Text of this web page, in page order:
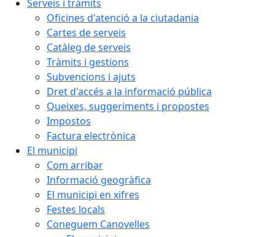
Serveis i tràmits
Oficines d'atenció a la ciutadania
Cartes de serveis
Catàleg de serveis
Tràmits i gestions
Subvencions i ajuts
Dret d'accés a la informació pública
Queixes, suggeriments i propostes
Impostos
Factura electrònica
El municipi
Com arribar
Informació geogràfica
El municipi en xifres
Festes locals
Coneguem Canovelles